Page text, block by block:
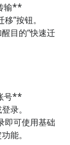
件操作，如
和深度定制爱
户进行日常
输**
”按钮。
目的“快速迁
号**
录。
即可使用基础
能。